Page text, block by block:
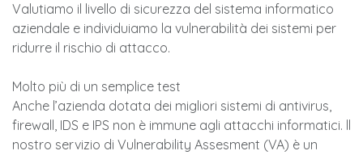
Valutiamo il livello di sicurezza del sistema informatico
aziendale e individuiamo la vulnerabilità dei sistemi per
ridurre il rischio di attacco.
Molto più di un semplice test
Anche l’azienda dotata dei migliori sistemi di antivirus,
firewall, IDS e IPS non è immune agli attacchi informatici. ll
nostro servizio di Vulnerability Assesment (VA) è un